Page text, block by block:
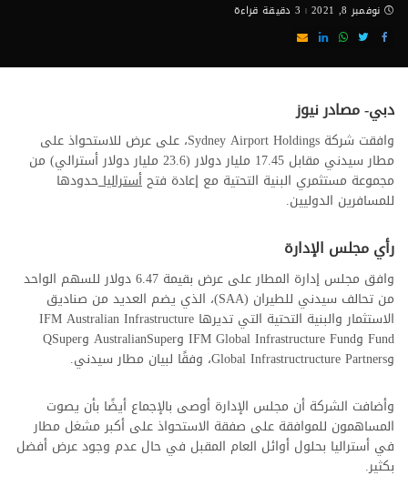
مطار سيدني
نوفمبر 8, 2021 3 دقيقة قراءة
دبي- مصادر نيوز
وافقت شركة Sydney Airport Holdings، على عرض للاستحواذ على
مطار سيدني مقابل 17.45 مليار دولار (23.6 مليار دولار أسترالي) من
مجموعة مستثمري البنية التحتية مع إعادة فتح أسترالياحدودها
للمسافرين الدوليين.
رأي مجلس الإدارة
وافق مجلس إدارة المطار على عرض بقيمة 6.47 دولار للسهم الواحد
من تحالف سيدني للطيران (SAA)، الذي يضم العديد من صناديق
الاستثمار والبنية التحتية التي تديرها IFM Australian Infrastructure
Fund وIFM Global Infrastructure Fund وAustralianSuper وQSuper
وGlobal Infrastructructure Partners، وفقًا لبيان مطار سيدني.
وأضافت الشركة أن مجلس الإدارة أوصى بالإجماع أيضًا بأن يصوت
المساهمون للموافقة على صفقة الاستحواذ على أكبر مشغل مطار
في أستراليا بحلول أوائل العام المقبل في حال عدم وجود عرض أفضل
بكثير.